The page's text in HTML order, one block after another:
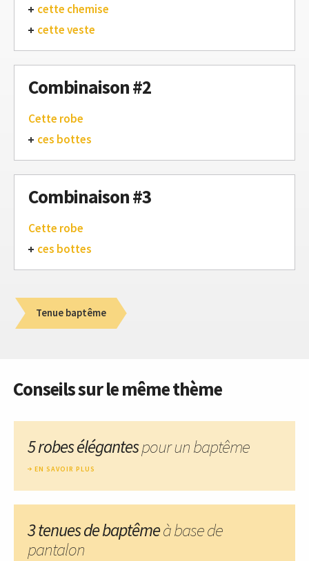
cette chemise
cette veste
Combinaison #2
Cette robe
ces bottes
Combinaison #3
Cette robe
ces bottes
Tenue baptême
Conseils sur le même thème
5 robes élégantespour un baptême
EN SAVOIR PLUS
3 tenues de baptêmeà base de
pantalon